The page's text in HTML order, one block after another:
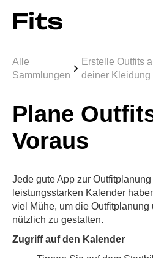
Alle
Sammlungen
Erstelle Outfits
deiner Kleidung
Plane
Voraus
Jede gute App zur
leistungsstarken Kalender
viel Mühe, um die Outfitplanung
nützlich zu gestalten.
Zugriff auf den Kalender